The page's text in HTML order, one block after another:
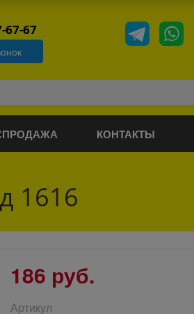
67-67
КОНТАКТЫ
1616
186 руб.
Артикул